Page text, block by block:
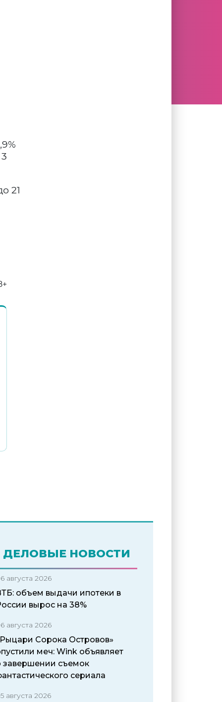
21
ДЕЛОВЫЕ НОВОСТИ
августа 2026
объем выдачи ипотеки в
вырос на 38%
августа 2026
Сорока Островов»
меч: Wink объявляет
завершении съемок
сериала
августа 2026